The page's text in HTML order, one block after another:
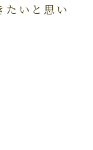
たいと思い